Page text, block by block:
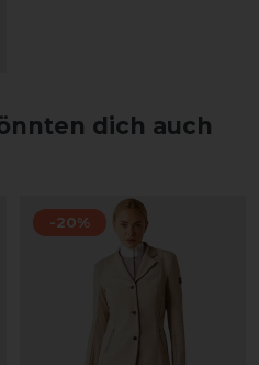
dich auch
-20%